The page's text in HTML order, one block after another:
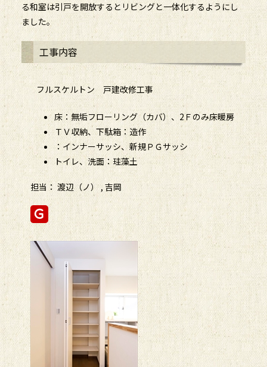
る和室は引戸を開放するとリビングと一体化するようにし
ました。
工事内容
フルスケルトン 戸建改修工事
床：無垢フローリング（カバ）、2Ｆのみ床暖房
ＴＶ収納、下駄箱：造作
：インナーサッシ、新規ＰＧサッシ
トイレ、洗面：珪藻土
担当： 渡辺（ノ） , 吉岡